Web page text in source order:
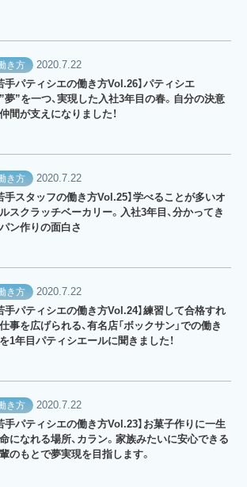
き方
2020.7.22
手パティシエの働き方Vol.26】パティシエ
夢”を一つ、実現した入社3年目の春。自分の決意
間が支えになりました！
き方
2020.7.22
若手スタッフの働き方Vol.25】学べることが多いオ
スクラッチベーカリー。入社3年目、分かってき
ン作りの面白さ
き方
2020.7.22
若手パティシエの働き方Vol.24】練習して合格すれ
事を広げられる、有名店「ボックサン」での働き
1年目パティシエールに聞きました！
き方
2020.7.22
若手パティシエの働き方Vol.23】お菓子作りに一生
になれる場所、カラン。家族みたいに安心できる
のもとで夢実現を目指します。